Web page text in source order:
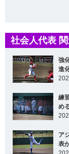
社会人代表
強
進
練
め
ア
表